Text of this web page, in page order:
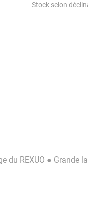
Stock selon
du REXUO ● Grande